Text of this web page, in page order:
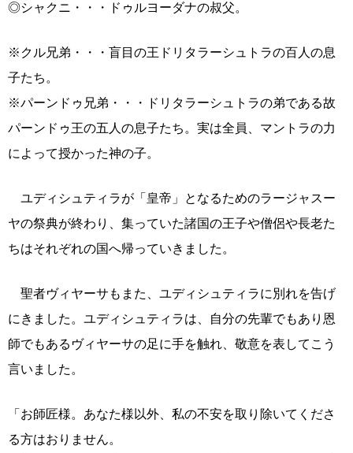
◎シャクニ・・・ドゥルヨーダナの叔父。
※クル兄弟・・・盲目の王ドリタラーシュトラの百人の息
子たち。
※パーンドゥ兄弟・・・ドリタラーシュトラの弟である故
パーンドゥ王の五人の息子たち。実は全員、マントラの力
によって授かった神の子。
ユディシュティラが「皇帝」となるためのラージャスー
ヤの祭典が終わり、集っていた諸国の王子や僧侶や長老た
ちはそれぞれの国へ帰っていきました。
聖者ヴィヤーサもまた、ユディシュティラに別れを告げ
にきました。ユディシュティラは、自分の先輩でもあり恩
師でもあるヴィヤーサの足に手を触れ、敬意を表してこう
言いました。
「お師匠様。あなた様以外、私の不安を取り除いてくださ
る方はおりません。